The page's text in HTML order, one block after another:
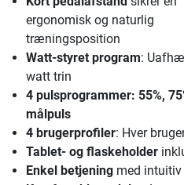
ergonomisk og naturlig
træningsposition
Watt-styret program:
watt trin
4 pulsprogrammer: 55%,
målpuls
4 brugerprofiler: Hver
Tablet- og flaskeholder
Enkel betjeningmed intuitiv